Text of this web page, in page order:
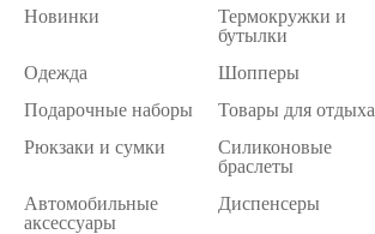
Новинки
Термокружки и
бутылки
Одежда Шопперы
Подарочные наборы
Товары для отдыха
Рюкзаки и сумки
Силиконовые
браслеты
Автомобильные
аксессуары
Диспенсеры